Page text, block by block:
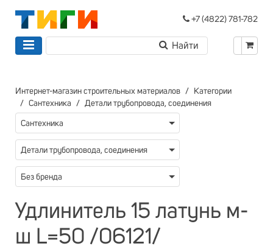
+7 (4822) 781-782
Интернет-магазин строительных материалов
Категории
Сантехника
Детали трубопровода, соединения
Сантехника
Детали трубопровода, соединения
Без бренда
Удлинитель 15 латунь м-
ш L=50 /06121/